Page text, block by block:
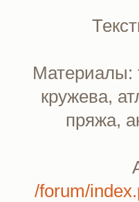
Материалы:
кружева,
пряжа,
/forum/